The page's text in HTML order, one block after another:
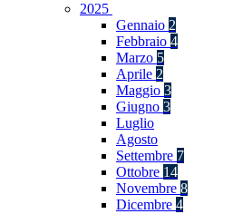
2025
Gennaio 2
Febbraio 4
Marzo 5
Aprile 2
Maggio 3
Giugno 3
Luglio
Agosto
Settembre 7
Ottobre 14
Novembre 8
Dicembre 4